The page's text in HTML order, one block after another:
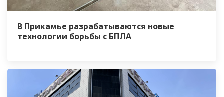
В Прикамье разрабатываются новые
технологии борьбы с БПЛА